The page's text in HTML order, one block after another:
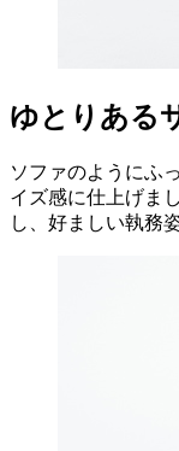
ゆとりある
ソファのようにふ
イズ感に仕上げま
し、好ましい執務